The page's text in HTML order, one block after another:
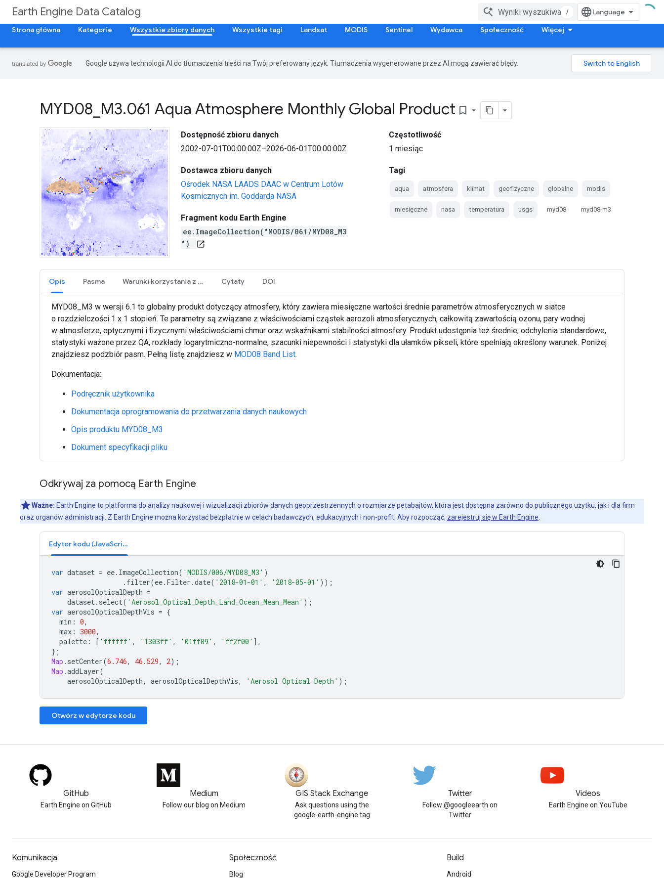
Earth Engine Data Catalog
/
Strona główna
Kategorie Wszystkie zbiory danych Wszystkie tagi Landsat MODIS Sentinel Wydawca Społeczność Więcej
Google używa technologii AI do tłumaczenia treści na Twój preferowany język. Tłumaczenia wygenerowane przez AI mogą zawierać błędy.
MYD08 M3.061 Aqua Atmosphere Monthly Global Product bookmark_border
Dostępność zbioru danych
2002-07-01T00:00:00Z–2026-06-01T00:00:00Z
Dostawca zbioru danych
Ośrodek NASA LAADS DAAC w Centrum Lotów
Kosmicznych im. Goddarda NASA
Fragment kodu Earth Engine
ee.ImageCollection("MODIS/061/MYD08_M3
")
open_in_new
Częstotliwość
1 miesiąc
Tagi
aqua atmosfera klimat geofizyczne globalne modis
miesięczne nasa temperatura usgs myd08 myd08-m3
Opis Pasma Warunki korzystania z usługi Cytaty DOI
MYD08_M3 w wersji 6.1 to globalny produkt dotyczący atmosfery, który zawiera miesięczne wartości średnie parametrów atmosferycznych w siatce
o rozdzielczości 1 x 1 stopień. Te parametry są związane z właściwościami cząstek aerozoli atmosferycznych, całkowitą zawartością ozonu, pary wodnej
w atmosferze, optycznymi i fizycznymi właściwościami chmur oraz wskaźnikami stabilności atmosfery. Produkt udostępnia też średnie, odchylenia standardowe,
statystyki ważone przez QA, rozkłady logarytmiczno-normalne, szacunki niepewności i statystyki dla ułamków pikseli, które spełniają określony warunek. Poniżej
znajdziesz podzbiór pasm. Pełną listę znajdziesz w MOD08 Band List.
Dokumentacja:
Podręcznik użytkownika
Dokumentacja oprogramowania do przetwarzania danych naukowych
Opis produktu MYD08_M3
Dokument specyfikacji pliku
Odkrywaj za pomocą Earth Engine
Ważne: Earth Engine to platforma do analizy naukowej i wizualizacji zbiorów danych geoprzestrzennych o rozmiarze petabajtów, która jest dostępna zarówno do publicznego użytku, jak i dla firm
oraz organów administracji. Z Earth Engine można korzystać bezpłatnie w celach badawczych, edukacyjnych i non-profit. Aby rozpocząć, zarejestruj się w Earth Engine
Edytor kodu (JavaScript)
var dataset = ee. ImageCollection( 'MODIS/006/MYD08_M3' )
. filter(ee. Filter .date( '2018-01-01' , '2018-05-01' ));
var aerosolOpticalDepth =
dataset. select( 'Aerosol_Optical_Depth_Land_Ocean_Mean_Mean' );
var aerosolOpticalDepthVis = {
min : 0,
max : 3000,
palette : [ 'ffffff' , '1303ff' , '01ff09' , 'ff2f00' ],
};
Map . setCenter(6.746, 46.529, 2);
Map .addLayer(
aerosolOpticalDepth, aerosolOpticalDepthVis, 'Aerosol Optical Depth' );
Otwórz w edytorze kodu
GitHub
Earth Engine on GitHub
Medium
Follow our blog on Medium
GIS Stack Exchange
Ask questions using the
google-earth-engine tag
Twitter
Follow @googleearth on
Twitter
Videos
Earth Engine on YouTube
Komunikacja
Google Developer Program
Społeczność
Blog
Build
Android